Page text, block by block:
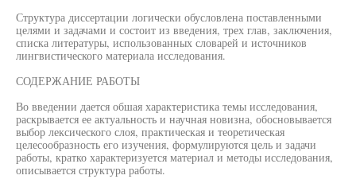
Структура диссертации логически обусловлена поставленными
целями и задачами и состоит из введения, трех глав, заключения,
списка литературы, использованных словарей и источников
лингвистического материала исследования.
СОДЕРЖАНИЕ РАБОТЫ
Во введении дается обшая характеристика темы исследования,
раскрывается ее актуальность и научная новизна, обосновывается
выбор лексического слоя, практическая и теоретическая
целесообразность его изучения, формулируются цель и задачи
работы, кратко характеризуется материал и методы исследования,
описывается структура работы.